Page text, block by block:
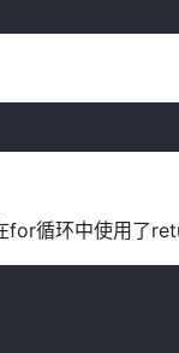
循环中使用了